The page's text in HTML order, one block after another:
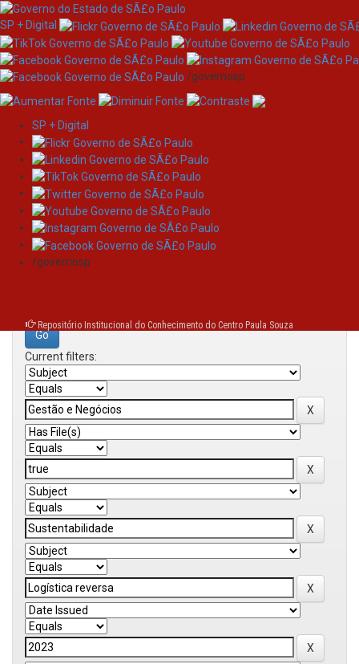
Skip
navigation
SP + Digital
/governosp
SP + Digital
/governosp
Repositório Institucional do Conhecimento do Centro Paula Souza
Search
Search:
Current filters: